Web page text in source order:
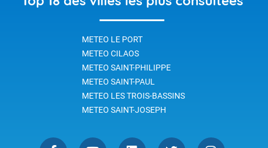
l'équateur et 40 degrés
METEO LE PORT
METEO CILAOS
METEO SAINT-PHILIPPE
METEO SAINT-PAUL
METEO LES TROIS-BASSINS
METEO SAINT-JOSEPH